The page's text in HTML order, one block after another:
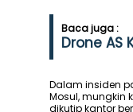
Baca juga :
Drone AS
Dalam insiden
Mosul, mungkin
dikutip kantor